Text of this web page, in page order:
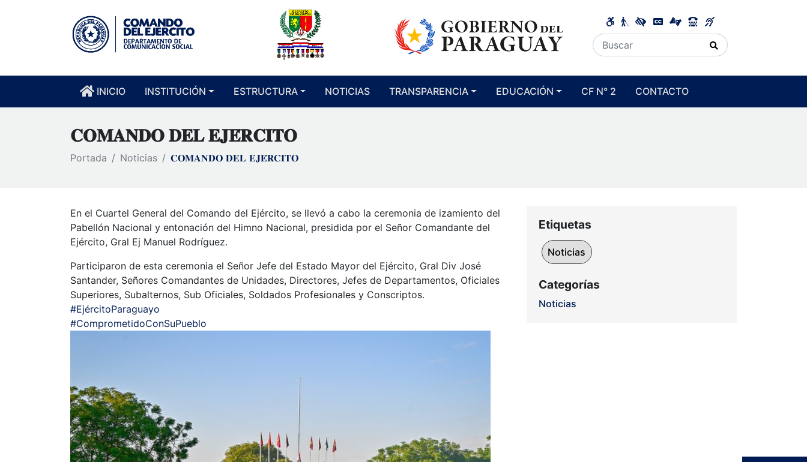
INICIO INSTITUCIÓN ESTRUCTURA NOTICIAS TRANSPARENCIA EDUCACIÓN CF N° 2 CONTACTO
𝐂𝐎𝐌𝐀𝐍𝐃𝐎 𝐃𝐄𝐋 𝐄𝐉𝐄́𝐑𝐂𝐈𝐓𝐎
Portada Noticias 𝐂𝐎𝐌𝐀𝐍𝐃𝐎 𝐃𝐄𝐋 𝐄𝐉𝐄́𝐑𝐂𝐈𝐓𝐎
En el Cuartel General del Comando del Ejército, se llevó a cabo la ceremonia de izamiento del
Pabellón Nacional y entonación del Himno Nacional, presidida por el Señor Comandante del
Ejército, Gral Ej Manuel Rodríguez.
Participaron de esta ceremonia el Señor Jefe del Estado Mayor del Ejército, Gral Div José
Santander, Señores Comandantes de Unidades, Directores, Jefes de Departamentos, Oficiales
Superiores, Subalternos, Sub Oficiales, Soldados Profesionales y Conscriptos.
#EjércitoParaguayo
#ComprometidoConSuPueblo
Etiquetas
Noticias
Categorías
Noticias